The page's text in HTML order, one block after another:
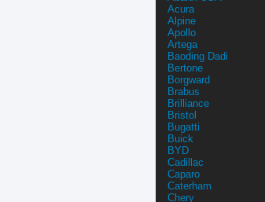
Acura
Alpine
Apollo
Artega
Baoding Dadi
Bertone
Borgward
Brabus
Brilliance
Bristol
Bugatti
Buick
BYD
Cadillac
Caparo
Caterham
Chery